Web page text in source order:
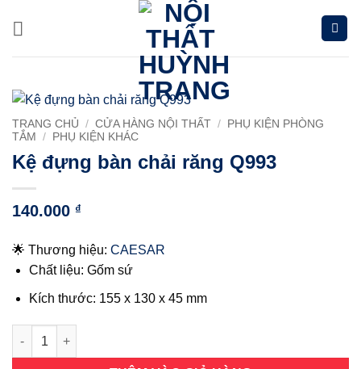
TRANG CHỦ / CỬA HÀNG NỘI THẤT /
PHỤ KIỆN PHÒNG
TẮM
/ PHỤ KIỆN KHÁC
Kệ đựng bàn chải răng Q993
140.000 ₫
🌟 Thương hiệu: CAESAR
Chất liệu: Gốm sứ
Kích thước: 155 x 130 x 45 mm
Kệ đựng bàn chải răng Q993 số lượng